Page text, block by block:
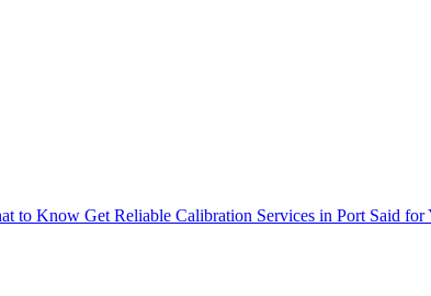
to Know Get Reliable Calibration Services in Port Said for